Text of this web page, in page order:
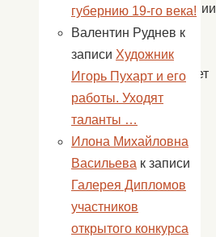
воспитании
детей,
он
прививает
детям
к
Родине,
к
земле,
губернию 19-го века!
Валентин Руднев к
записи Художник
Игорь Пухарт и его
работы. Уходят
таланты …
Илона Михайловна
Васильева к записи
Галерея Дипломов
участников
открытого конкурса